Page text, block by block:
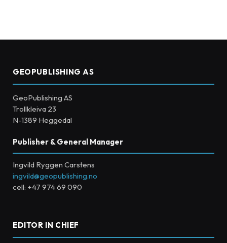
GEOPUBLISHING AS
GeoPublishing AS
Trollkleiva 23
N-1389 Heggedal
Publisher & General Manager
Ingvild Ryggen Carstens
ingvild@geopublishing.no
cell: +47 974 69 090
EDITOR IN CHIEF